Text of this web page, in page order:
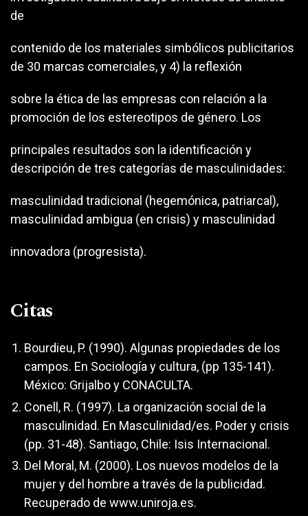
de
contenido de los materiales simbólicos publicitarios
de 30 marcas comerciales, y 4) la reflexión
sobre la ética de las empresas con relación a la
promoción de los estereotipos de género. Los
principales resultados son la identificación y
descripción de tres categorías de masculinidades:
masculinidad tradicional (hegemónica, patriarcal),
masculinidad ambigua (en crisis) y masculinidad
innovadora (progresista).
Citas
Bourdieu, P. (1990). Algunas propiedades de los
campos. En Sociología y cultura, (pp 135-141).
México: Grijalbo y CONACULTA.
Conell, R. (1997). La organización social de la
masculinidad. En Masculinidad/es. Poder y crisis
(pp. 31-48). Santiago, Chile: Isis Internacional.
Del Moral, M. (2000). Los nuevos modelos de la
mujer y del hombre a través de la publicidad.
Recuperado de www.uniroja.es.